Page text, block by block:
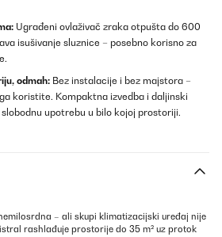
Ugrađeni ovlaživač zraka otpušta do 600
isušivanje sluznice – posebno korisno za
odmah: Bez instalacije i bez majstora –
koristite. Kompaktna izvedba i daljinski
upotrebu u bilo kojoj prostoriji.
– ali skupi klimatizacijski uređaj nije
rashlađuje prostorije do 35 m² uz protok